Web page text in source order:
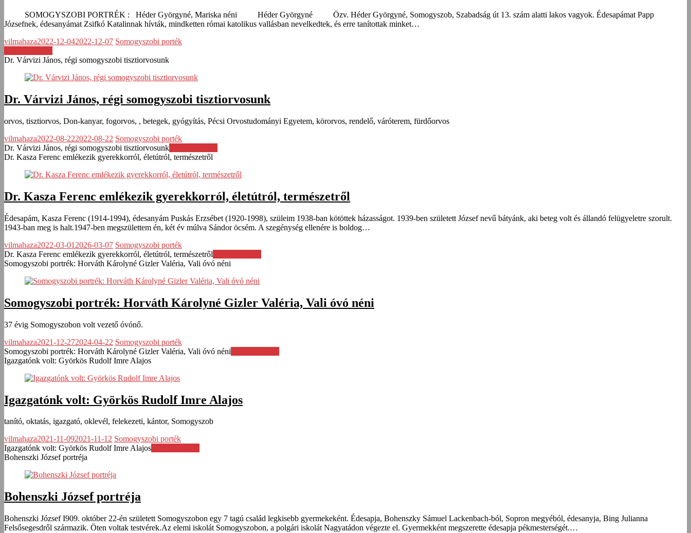
SOMOGYSZOBI PORTRÉK : Héder Györgyné, Mariska néni Héder Györgyné Özv. Héder Györgyné, Somogyszob, Szabadság út 13. szám alatti lakos vagyok. Édesapámat Papp
Józsefnek, édesanyámat Zsifkó Katalinnak hívták, mindketten római katolikus vallásban nevelkedtek, és erre tanítottak minket…
vilmahaza2022-12-042022-12-07 Somogyszobi porték
Dr. Várvizi János, régi somogyszobi tisztiorvosunk
Dr. Várvizi János, régi somogyszobi tisztiorvosunk
orvos, tisztiorvos, Don-kanyar, fogorvos, , betegek, gyógyítás, Pécsi Orvostudományi Egyetem, körorvos, rendelő, váróterem, fürdőorvos
vilmahaza2022-08-222022-08-22 Somogyszobi porték
Dr. Várvizi János, régi somogyszobi tisztiorvosunk
Dr. Kasza Ferenc emlékezik gyerekkorról, életútról, természetről
Dr. Kasza Ferenc emlékezik gyerekkorról, életútról, természetről
Édesapám, Kasza Ferenc (1914-1994), édesanyám Puskás Erzsébet (1920-1998), szüleim 1938-ban kötöttek házasságot. 1939-ben született József nevű bátyánk, aki beteg volt és állandó felügyeletre szorult.
1943-ban meg is halt.1947-ben megszülettem én, két év múlva Sándor öcsém. A szegénység ellenére is boldog…
vilmahaza2022-03-01 2026-03-07 Somogyszobi porték
Dr. Kasza Ferenc emlékezik gyerekkorról, életútról, természetről
Somogyszobi portrék: Horváth Károlyné Gizler Valéria, Vali óvó néni
Somogyszobi portrék: Horváth Károlyné Gizler Valéria, Vali óvó néni
37 évig Somogyszobon volt vezető óvónő.
vilmahaza2021-12-272024-04-22 Somogyszobi porték
Somogyszobi portrék: Horváth Károlyné Gizler Valéria, Vali óvó néni
Igazgatónk volt: Györkös Rudolf Imre Alajos
Igazgatónk volt: Györkös Rudolf Imre Alajos
tanító, oktatás, igazgató, oklevél, felekezeti, kántor, Somogyszob
vilmahaza2021-11-092021-11-12 Somogyszobi porték
Igazgatónk volt: Györkös Rudolf Imre Alajos
Bohenszki József portréja
Bohenszki József portréja
Bohenszki József I909. október 22-én született Somogyszobon egy 7 tagú család legkisebb gyermekeként. Édesapja, Bohenszky Sámuel Lackenbach-ból, Sopron megyéból, édesanyja, Bing Julianna
Felsősegesdről származik. Öten voltak testvérek.Az elemi iskolát Somogyszobon, a polgári iskolát Nagyatádon végezte el. Gyermekként megszerette édesapja pékmesterségét.…